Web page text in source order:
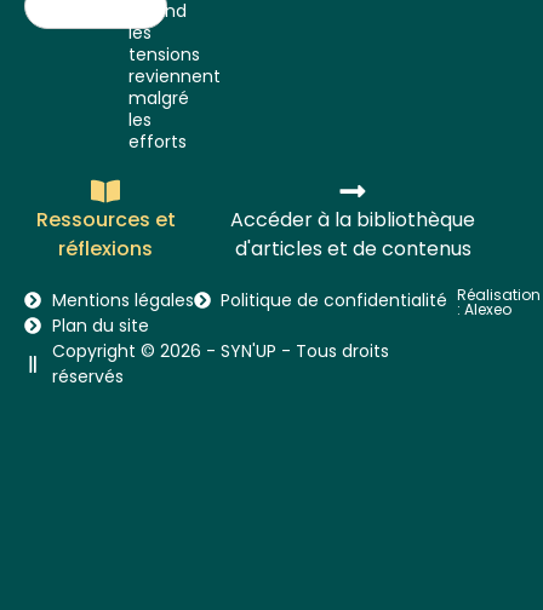
Quand
les
tensions
reviennent
malgré
les
efforts
Ressources et
réflexions
Accéder à la bibliothèque
d'articles et de contenus
Réalisation
: Alexeo
Mentions légales
Politique de confidentialité
Plan du site
Copyright © 2026 - SYN'UP - Tous droits
réservés​